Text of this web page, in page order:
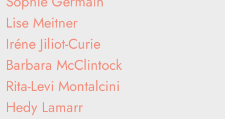
Lise Meitner
Iréne Jiliot-Curie
Barbara McClintock
Rita-Levi Montalcini
Hedy Lamarr